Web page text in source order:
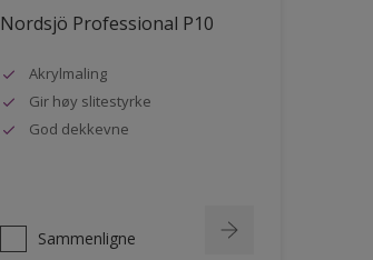
Nordsjö Professional P10
Akrylmaling
Gir høy slitestyrke
God dekkevne
Sammenligne